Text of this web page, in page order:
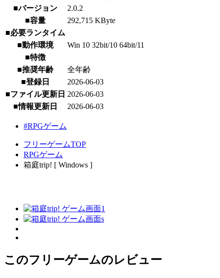
■バージョン
2.0.2
■容量
292,715 KByte
■必要ランタイム
■動作環境
Win 10 32bit/10 64bit/11
■特徴
■推奨年齢
全年齢
■登録日
2026-06-03
■ファイル更新日 2026-06-03
■情報更新日
2026-06-03
#RPGゲーム
フリーゲームTOP
RPGゲーム
箱庭trip! [ Windows ]
このフリーゲームのレビュー